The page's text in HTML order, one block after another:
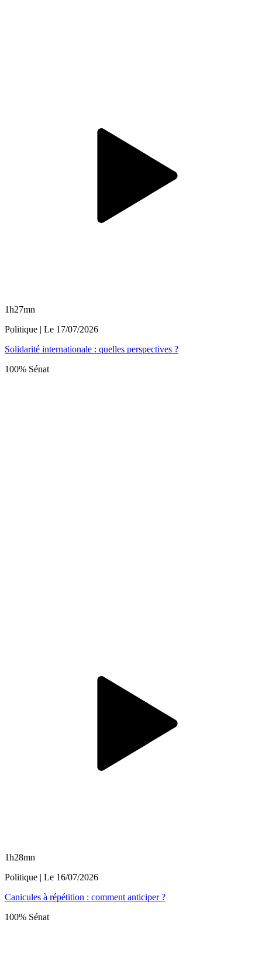
1h27mn
Politique | Le 17/07/2026
Solidarité internationale : quelles perspectives ?
100% Sénat
1h28mn
Politique | Le 16/07/2026
Canicules à répétition : comment anticiper ?
100% Sénat